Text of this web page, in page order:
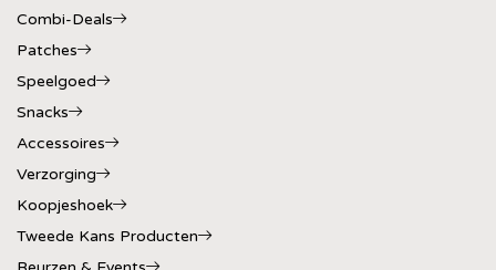
Combi-Deals
Patches
Speelgoed
Snacks
Accessoires
Verzorging
Koopjeshoek
Tweede Kans Producten